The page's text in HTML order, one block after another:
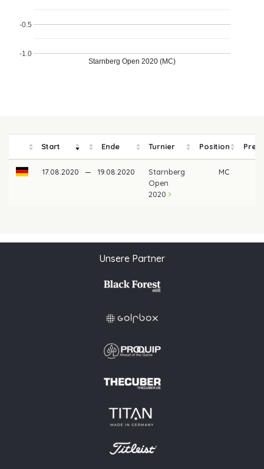
Starnberg Open 2020 (MC)
-1.0
-0.5
Start Ende Turnier Position
17.08.2020 — 19.08.2020
Starnberg
Open
2020
MC
Unsere Partner